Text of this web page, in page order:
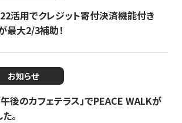
活用でクレジット寄付決済機能付き
最大2/3補助！
お知らせ
後のカフェテラス」でPEACE WALKが
。